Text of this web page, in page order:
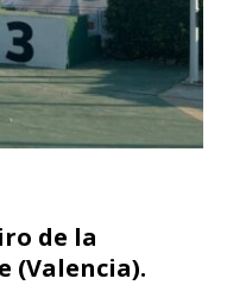
de la
(Valencia).